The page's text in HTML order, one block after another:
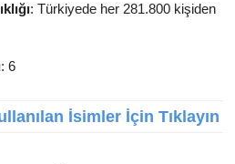
: Türkiyede her 281.800 kişiden
: 6
İsimler İçin Tıklayın